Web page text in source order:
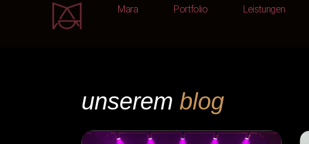
Mara Portfolio Leistungen
unserem blog